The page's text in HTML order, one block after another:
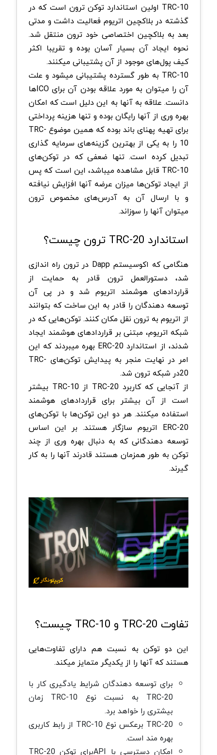
TRC-10 اولین استاندارد توکن ترون است که در
گذشته در بلاکچین اتریوم فعالیت داشت و مدتی
بعد به بلاکچین اختصاصی خود ترون منتقل شد.
نحوه ایجاد آن بسیار آسان بوده و تقریبا اکثر
کیف پول‌های موجود از آن پشتیبانی میکنند.
TRC-10 به طور گسترده پشتیبانی میشود و علت
آن را میتوان به مورد علاقه بودن آن برای ICOها
دانست. علاقه به آنها به این دلیل است که امکان
بهره وری از آنها رایگان بوده و تنها هزینه پرداختی
برای تهیه پهنای باند بوده که همین موضوع TRC-
10 را به یکی از بهترین گزینه‌های سرمایه گذاری
تبدیل کرده است. تنها ضعفی که در توکن‌های
TRC-10 قابل مشاهده میباشد، این است که پس
از ایجاد توکن‌ها میزان عرضه آنها افزایش نیافته
و با ارسال آن به آدرس‌های مخصوص ترون
میتوان آنها را سوزاند.
استاندارد TRC-20 ترون چیست؟
هنگامی که اکوسیستم Dapp در ترون راه اندازی
شد، دستورالعمل ترون قادر به حمايت از
قراردادهای هوشمند اتریوم شد و در پی آن
توسعه‌ دهندگان را قادر به این ساخت که بتوانند
از اتریوم به ترون نقل مکان کنند. توکن‌هایی که در
شبکه اتریوم، مبتنی بر قراردادهای هوشمند ایجاد
شدند، از استاندارد ERC-20 بهره میبردند که این
امر در نهایت منجر به پیدایش توکن‌های TRC-
20در شبکه ترون شد.
از آنجایی که کاربرد TRC-20 از TRC-10 بیشتر
است از آن بیشتر برای قراردادهای هوشمند
استفاده میکنند. هر دو این توکن‌ها با توکن‌های
ERC-20 اتریوم سازگار هستند. بر این اساس
توسعه دهندگانی که به دنبال بهره وری از چند
توکن به طور همزمان هستند قادرند آنها را به کار
گیرند.
تفاوت TRC-20 و TRC-10 چیست؟
این دو توکن به نسبت هم دارای تفاوت‌هایی
هستند که آنها را از یکدیگر متمایز میکند.
برای توسعه دهندگان شرایط یادگیری کار با
TRC-20 به نسبت نوع TRC-10 زمان
بیشتری را خواهد برد.
TRC-20 برعکس نوع TRC-10 از رابط کاربری
بهره مند است.
امکان دسترسی با APIبرای توکن TRC-20